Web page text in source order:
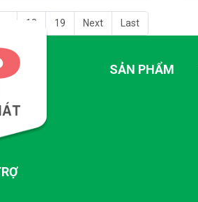
18 19 Next Last
SẢN PHẨM